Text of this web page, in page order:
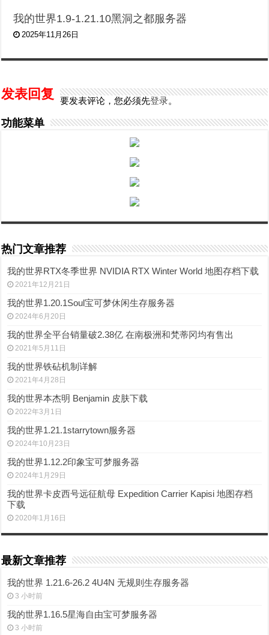
我的世界1.9-1.21.10黑洞之都服务器
2025年11月26日
发表回复 要发表评论，您必须先登录。
功能菜单
热门文章推荐
我的世界RTX冬季世界 NVIDIA RTX Winter World 地图存档下载
2021年12月21日
我的世界1.20.1Soul宝可梦休闲生存服务器
2024年6月20日
我的世界全平台销量破2.38亿 在南极洲和梵蒂冈均有售出
2021年5月11日
我的世界铁砧机制详解
2021年4月28日
我的世界本杰明 Benjamin 皮肤下载
2022年3月1日
我的世界1.21.1starrytown服务器
2024年10月23日
我的世界1.12.2印象宝可梦服务器
2024年1月29日
我的世界卡皮西号远征航母 Expedition Carrier Kapisi 地图存档
下载
2020年1月16日
最新文章推荐
我的世界 1.21.6-26.2 4U4N 无规则生存服务器
3 小时前
我的世界1.16.5星海自由宝可梦服务器
3 小时前